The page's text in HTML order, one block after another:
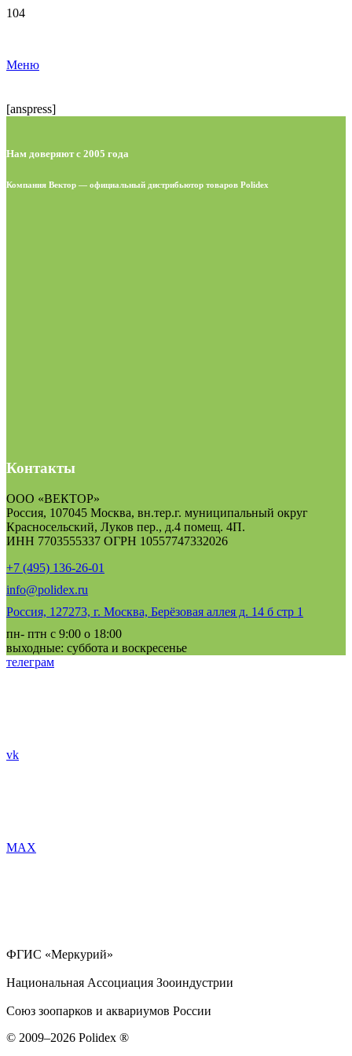
Меню
[anspress]
Нам доверяют с 2005 года
Компания Вектор — официальный дистрибьютор товаров Polidex
Контакты
ООО «ВЕКТОР»
Россия, 107045 Москва, вн.тер.г. муниципальный округ
Красносельский, Луков пер., д.4 помещ. 4П.
ИНН 7703555337 ОГРН 10557747332026
+7 (495) 136-26-01
info@polidex.ru
Россия, 127273, г. Москва, Берёзовая аллея д. 14 б стр 1
пн- птн с 9:00 о 18:00
выходные: суббота и воскресенье
телеграм
vk
MAX
ФГИС «Меркурий»
Национальная Ассоциация Зооиндустрии
Союз зоопарков и аквариумов России
© 2009–2026 Polidex ®